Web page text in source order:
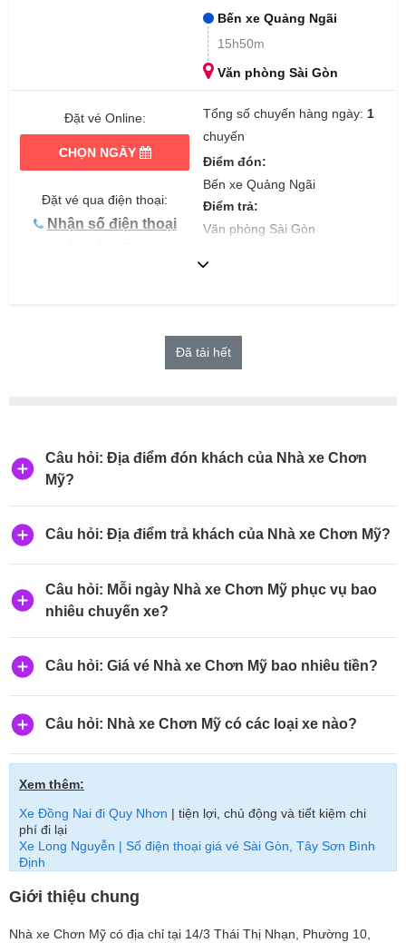
Bến xe Quảng Ngãi
15h50m
Văn phòng Sài Gòn
Đặt vé Online:
CHỌN NGÀY
Đặt vé qua điện thoại:
Nhận số điện thoại
Tổng số chuyến hàng ngày: 1
chuyến
Điểm đón:
Bến xe Quảng Ngãi
Điểm trả:
Văn phòng Sài Gòn
13:00
Đã tải hết
Câu hỏi: Địa điểm đón khách của Nhà xe Chơn
Mỹ?
Câu hỏi: Địa điểm trả khách của Nhà xe Chơn Mỹ?
Câu hỏi: Mỗi ngày Nhà xe Chơn Mỹ phục vụ bao
nhiêu chuyến xe?
Câu hỏi: Giá vé Nhà xe Chơn Mỹ bao nhiêu tiền?
Câu hỏi: Nhà xe Chơn Mỹ có các loại xe nào?
Xem thêm:
Xe Đồng Nai đi Quy Nhơn | tiện lợi, chủ động và tiết kiệm chi
phí đi lại
Xe Long Nguyễn | Số điện thoại giá vé Sài Gòn, Tây Sơn Bình
Định
Giới thiệu chung
Nhà xe Chơn Mỹ có địa chỉ tại 14/3 Thái Thị Nhạn, Phường 10,